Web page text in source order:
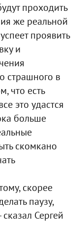
проходить
же реальной
проявить
и
страшного в
что есть
это удастся
больше
скомкано
скорее
паузу,
Сергей